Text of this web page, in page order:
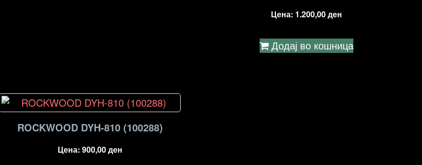
Цена: 1.200,00ден
Додај во кошница
ROCKWOOD DYH-810 (100288)
Цена: 900,00ден